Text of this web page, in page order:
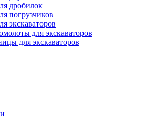
дробилок
погрузчиков
экскаваторов
для экскаваторов
для экскаваторов